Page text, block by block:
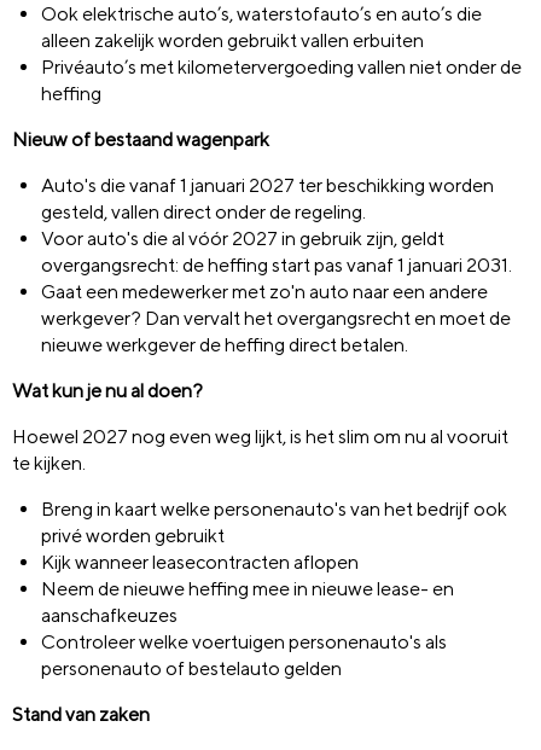
Ook elektrische auto’s, waterstofauto’s en auto’s die
alleen zakelijk worden gebruikt vallen erbuiten
Privéauto’s met kilometervergoeding vallen niet onder de
heffing
Nieuw of bestaand wagenpark
Auto's die vanaf 1 januari 2027 ter beschikking worden
gesteld, vallen direct onder de regeling.
Voor auto's die al vóór 2027 in gebruik zijn, geldt
overgangsrecht: de heffing start pas vanaf 1 januari 2031.
Gaat een medewerker met zo'n auto naar een andere
werkgever? Dan vervalt het overgangsrecht en moet de
nieuwe werkgever de heffing direct betalen.
Wat kun je nu al doen?
Hoewel 2027 nog even weg lijkt, is het slim om nu al vooruit
te kijken.
Breng in kaart welke personenauto's van het bedrijf ook
privé worden gebruikt
Kijk wanneer leasecontracten aflopen
Neem de nieuwe heffing mee in nieuwe lease- en
aanschafkeuzes
Controleer welke voertuigen personenauto's als
personenauto of bestelauto gelden
Stand van zaken